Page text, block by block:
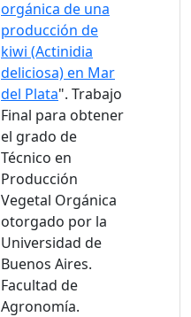
orgánica de una
producción de
kiwi (Actinidia
deliciosa) en Mar
del Plata". Trabajo
Final para obtener
el grado de
Técnico en
Producción
Vegetal Orgánica
otorgado por la
Universidad de
Buenos Aires.
Facultad de
Agronomía.